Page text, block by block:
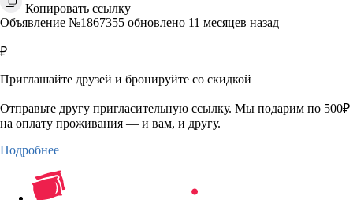
Копировать ссылку
Объявление №1867355 обновлено 11 месяцев назад
₽
Приглашайте друзей и бронируйте со скидкой
Отправьте другу пригласительную ссылку. Мы подарим по 500₽
на оплату проживания — и вам, и другу.
Подробнее